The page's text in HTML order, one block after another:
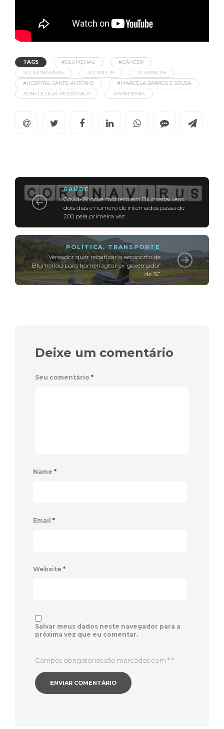
TAGS #BLUMENAU
#CÂNCER
#CORONAVÍRUS
#COVID-19
#CRIANÇAS
#HOSPITAL SANTO ANTÔNIO
#MARCELA BARROS E SOUSA
#ONCOLOGIA PEDIÁTRICA
#PANDEMIA
SAÚDE
Covid-19: nove morrem em Blumenau em
dois dias e número de internados passa de
200 pela primeira vez
POLÍTICA,TRANSPORTE
Vereador quer rebatizar o aeroporto de
Blumenau para homenagear ex-governador
de SC
Deixe um comentário
Seu comentário *
Name *
Email *
Website *
Salvar meus dados neste navegador para a
próxima vez que eu comentar.
Campos obrigatórios são marcados com **